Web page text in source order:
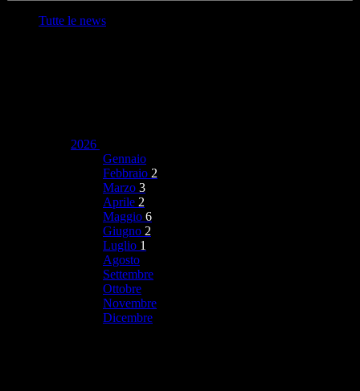
Tutte le news
2026
Gennaio
Febbraio 2
Marzo 3
Aprile 2
Maggio 6
Giugno 2
Luglio 1
Agosto
Settembre
Ottobre
Novembre
Dicembre